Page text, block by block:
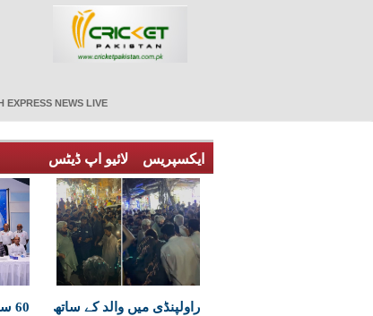
EXPRESS NEWS LIVE
ایکسپریس لائیو اپ ڈیٹس
راولپنڈی میں والد کے ساتھ